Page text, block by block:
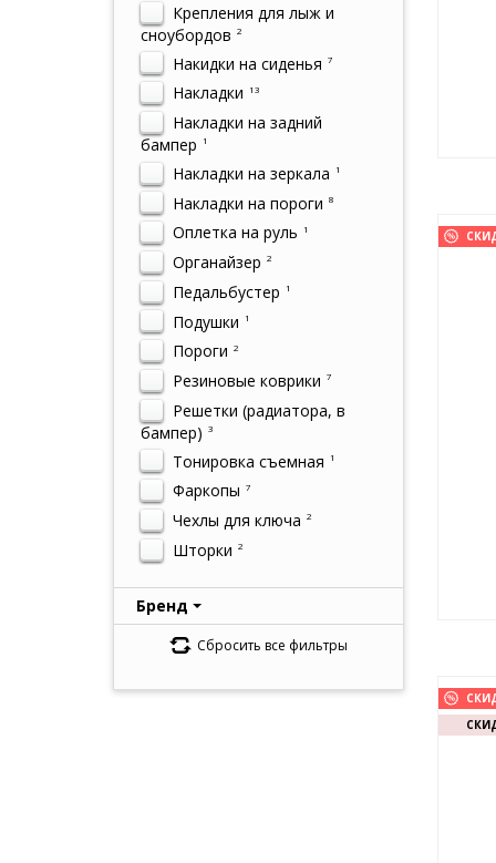
Крепления для лыж и
сноубордов 2
Накидки на сиденья 7
Накладки 13
Накладки на задний
бампер
1
Накладки на зеркала 1
Накладки на пороги 8
Оплетка на руль 1
Органайзер 2
Педальбустер 1
Подушки 1
Пороги 2
Резиновые коврики 7
Решетки (радиатора, в
бампер) 3
Тонировка съемная 1
Фаркопы 7
Чехлы для ключа 2
Шторки 2
Бренд
Сбросить все фильтры